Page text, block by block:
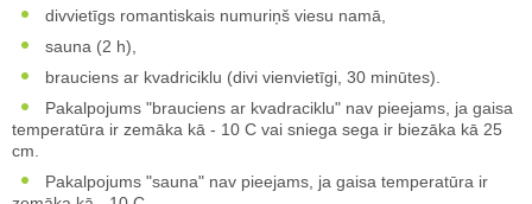
divvietīgs romantiskais numuriņš viesu namā,
sauna (2 h),
brauciens ar kvadriciklu (divi vienvietīgi, 30 minūtes).
Pakalpojums "brauciens ar kvadraciklu" nav pieejams, ja gaisa
temperatūra ir zemāka kā - 10 C vai sniega sega ir biezāka kā 25
cm.
Pakalpojums "sauna" nav pieejams, ja gaisa temperatūra ir